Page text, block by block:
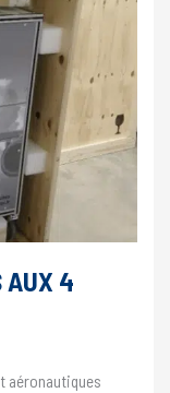
AUX 4
aéronautiques